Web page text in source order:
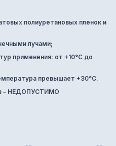
полиуретановых пленок и
лучами;
применения: от +10°C до
превышает +30°C.
– НЕДОПУСТИМО